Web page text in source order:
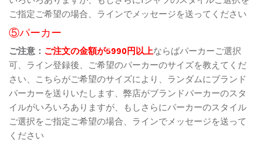
ご指定ご希望の場合、ラインでメッセージを送ってください
⑤パーカー
ご注意： ご注文の金額が5990円以上ならばパーカーご選択
可、ライン登録後、ご希望のパーカーのサイズを教えてくだ
さい、こちらがご希望のサイズにより、ランダムにブランド
パーカーを送りいたします、弊店がブランドパーカーのスタ
イルがいろいろありますが、もしさらにパーカーのスタイル
ご選択をご指定ご希望の場合、ラインでメッセージを送って
ください